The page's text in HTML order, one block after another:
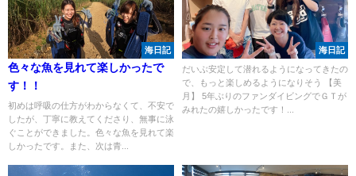
海日記
色々な魚を見れて楽しかったで
す！！
初めは呼吸の仕方がわからなくて、不安で
したが、丁寧に教えてくださり、無事に泳
ぐことができました。色々な魚を見れて楽
しかったです。また、次は青...
海日記
だいぶ安定して潜れるようになってきたの
で、もっと楽しめるようになりそう 【美
月】 5年ぶりのファンダイビングでＧＴが
みれたの嬉しかったです！...